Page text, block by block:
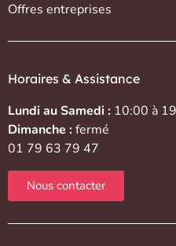
Offres entreprises
Horaires & Assistance
Lundi au Samedi : 10:00 à
Dimanche :fermé
01 79 63 79 47
Nous contacter